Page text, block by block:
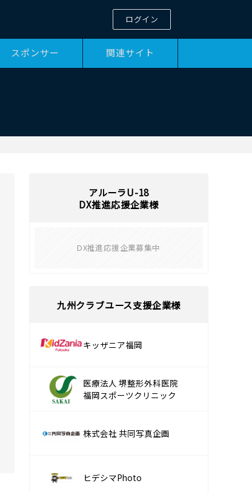
ログイン
スポンサー 関連サイト
アルーラU-18
DX推進応援企業様
DX推進応援企業募集中
九州クラブユース支援企業様
キッザニア福岡
医療法人 堺整形外科医院
福岡スポーツクリニック
株式会社 共同写真企画
ヒデシマPhoto